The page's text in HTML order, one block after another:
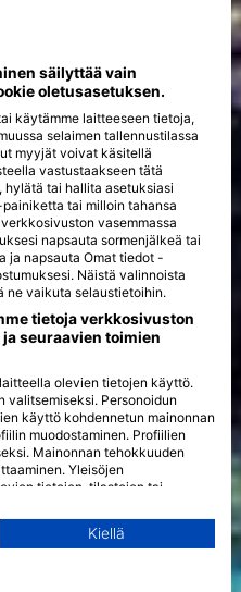
säilyttää vain
oletusasetuksen.
käytämme laitteeseen tietoja,
selaimen tallennustilassa
myyjät voivat käsitellä
vastustaakseen tätä
hylätä tai hallita asetuksiasi
tai milloin tahansa
vasemmassa
napsauta sormenjälkeä tai
ja napsauta Omat tiedot -
Näistä valinnoista
ne vaikuta selaustietoihin.
tietoja verkkosivuston
seuraavien toimien
olevien tietojen käyttö.
valitsemiseksi. Personoidun
käyttö kohdennetun mainonnan
muodostaminen. Profiilien
Mainonnan tehokkuuden
Yleisöjen
tietojen, tilastojen tai
löydät täältä:
ulkopuolelle ja lähettää
Kiellä